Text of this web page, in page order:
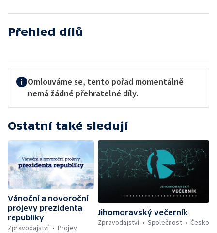
Přehled dílů
Omlouváme se, tento pořad momentálně
nemá žádné přehratelné díly.
Ostatní také sledují
Vánoční a novoroční
projevy prezidenta
republiky
Zpravodajství
Projev
Jihomoravský večerník
Zpravodajství
Společnost Česko